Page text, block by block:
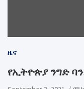
ዜና
የኢትዮጵያ ንግድ